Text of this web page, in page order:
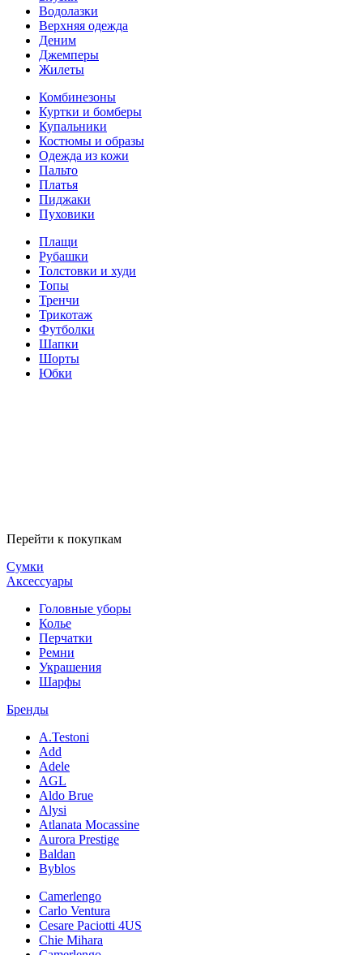
Водолазки
Верхняя одежда
Деним
Джемперы
Жилеты
Комбинезоны
Куртки и бомберы
Купальники
Костюмы и образы
Одежда из кожи
Пальто
Платья
Пиджаки
Пуховики
Плащи
Рубашки
Толстовки и худи
Топы
Тренчи
Трикотаж
Футболки
Шапки
Шорты
Юбки
Перейти к покупкам
Сумки
Аксессуары
Головные уборы
Колье
Перчатки
Ремни
Украшения
Шарфы
Бренды
A.Testoni
Add
Adele
AGL
Aldo Brue
Alysi
Atlanata Mocassine
Aurora Prestige
Baldan
Byblos
Camerlengo
Carlo Ventura
Cesare Paciotti 4US
Chie Mihara